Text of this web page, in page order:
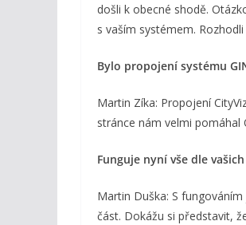
došli k obecné shodě.
s vaším systémem.
Bylo propojení systému
Martin Zíka: Propojení
stránce nám velmi pomáhal
Funguje nyní vše dle
Martin Duška: S
část. Dokážu si představit,